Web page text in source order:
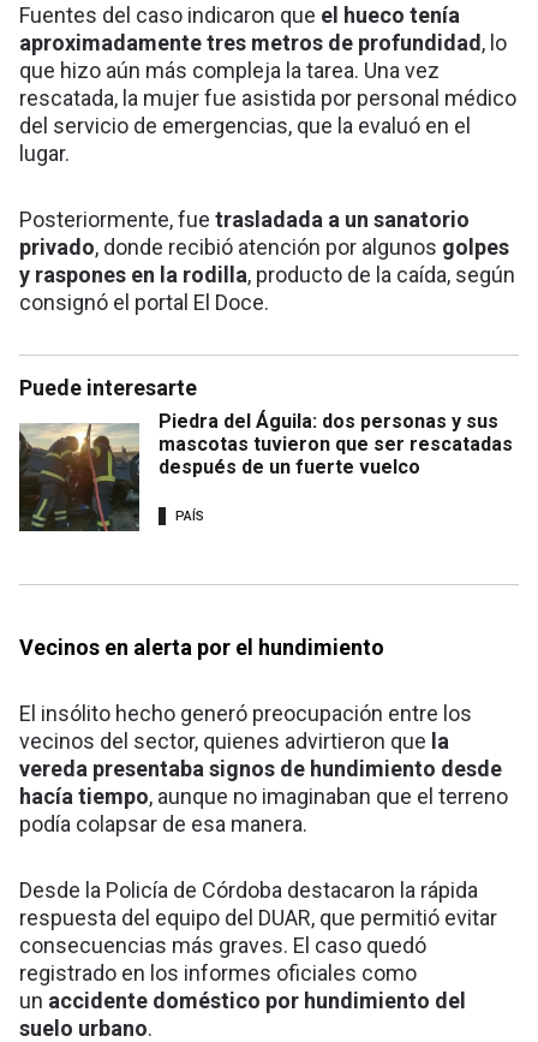
Fuentes del caso indicaron que el hueco tenía
aproximadamente tres metros de profundidad, lo
que hizo aún más compleja la tarea. Una vez
rescatada, la mujer fue asistida por personal médico
del servicio de emergencias, que la evaluó en el
lugar.
Posteriormente, fue trasladada a un sanatorio
privado, donde recibió atención por algunos golpes
y raspones en la rodilla, producto de la caída, según
consignó el portal El Doce.
Puede interesarte
Piedra del Águila: dos personas y sus
mascotas tuvieron que ser rescatadas
después de un fuerte vuelco
PAÍS
Vecinos en alerta por el hundimiento
El insólito hecho generó preocupación entre los
vecinos del sector, quienes advirtieron que la
vereda presentaba signos de hundimiento desde
hacía tiempo, aunque no imaginaban que el terreno
podía colapsar de esa manera.
Desde la Policía de Córdoba destacaron la rápida
respuesta del equipo del DUAR, que permitió evitar
consecuencias más graves. El caso quedó
registrado en los informes oficiales como
un accidente doméstico por hundimiento del
suelo urbano.